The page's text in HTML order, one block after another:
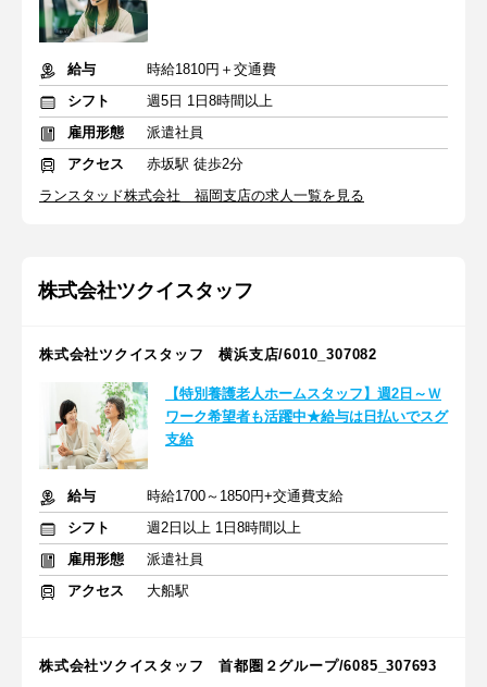
給与
時給1810円＋交通費
シフト
週5日 1日8時間以上
雇用形態
派遣社員
アクセス
赤坂駅 徒歩2分
ランスタッド株式会社 福岡支店の求人一覧を見る
株式会社ツクイスタッフ
株式会社ツクイスタッフ 横浜支店/6010_307082
【特別養護老人ホームスタッフ】週2日～Ｗ
ワーク希望者も活躍中★給与は日払いでスグ
支給
給与
時給1700～1850円+交通費支給
シフト
週2日以上 1日8時間以上
雇用形態
派遣社員
アクセス
大船駅
株式会社ツクイスタッフ 首都圏２グループ/6085_307693